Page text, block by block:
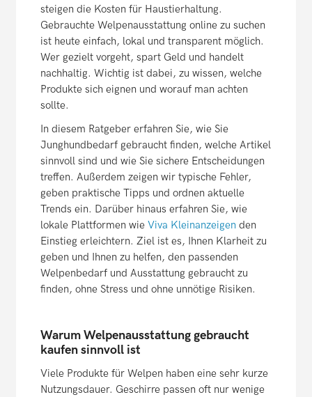
steigen die Kosten für Haustierhaltung.
Gebrauchte Welpenausstattung online zu suchen
ist heute einfach, lokal und transparent möglich.
Wer gezielt vorgeht, spart Geld und handelt
nachhaltig. Wichtig ist dabei, zu wissen, welche
Produkte sich eignen und worauf man achten
sollte.
In diesem Ratgeber erfahren Sie, wie Sie
Junghundbedarf gebraucht finden, welche Artikel
sinnvoll sind und wie Sie sichere Entscheidungen
treffen. Außerdem zeigen wir typische Fehler,
geben praktische Tipps und ordnen aktuelle
Trends ein. Darüber hinaus erfahren Sie, wie
lokale Plattformen wie Viva Kleinanzeigenden
Einstieg erleichtern. Ziel ist es, Ihnen Klarheit zu
geben und Ihnen zu helfen, den passenden
Welpenbedarf und Ausstattung gebraucht zu
finden, ohne Stress und ohne unnötige Risiken.
Warum Welpenausstattung gebraucht
kaufen sinnvoll ist
Viele Produkte für Welpen haben eine sehr kurze
Nutzungsdauer. Geschirre passen oft nur wenige